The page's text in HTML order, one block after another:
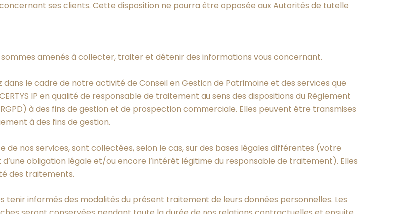
ses clients. Cette disposition ne pourra être opposée aux Autorités de tutelle
amenés à collecter, traiter et détenir des informations vous concernant.
le cadre de notre activité de Conseil en Gestion de Patrimoine et des services que
IP en qualité de responsable de traitement au sens des dispositions du Règlement
à des fins de gestion et de prospection commerciale. Elles peuvent être transmises
à des fins de gestion.
de nos services, sont collectées, selon le cas, sur des bases légales différentes (votre
obligation légale et/ou encore l’intérêt légitime du responsable de traitement). Elles
des traitements.
tenir informés des modalités du présent traitement de leurs données personnelles. Les